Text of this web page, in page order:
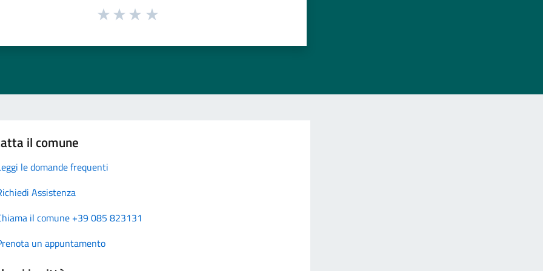
il comune
le domande frequenti
Assistenza
il comune +39 085 823131
un appuntamento